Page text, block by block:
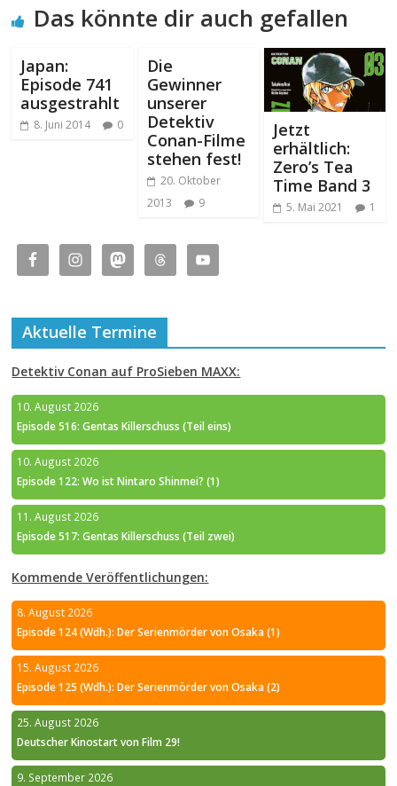
Das könnte dir auch gefallen
Japan:
Episode 741
ausgestrahlt
8. Juni 2014 0
Die
Gewinner
unserer
Detektiv
Conan-Filme
stehen fest!
20. Oktober
2013
9
Jetzt
erhältlich:
Zero’s Tea
Time Band 3
5. Mai 2021 1
Aktuelle Termine
Detektiv Conan auf ProSieben MAXX:
10. August 2026
Episode 516: Gentas Killerschuss (Teil eins)
10. August 2026
Episode 122: Wo ist Nintaro Shinmei? (1)
11. August 2026
Episode 517: Gentas Killerschuss (Teil zwei)
Kommende Veröffentlichungen:
8. August 2026
Episode 124 (Wdh.): Der Serienmörder von Osaka (1)
15. August 2026
Episode 125 (Wdh.): Der Serienmörder von Osaka (2)
25. August 2026
Deutscher Kinostart von Film 29!
9. September 2026